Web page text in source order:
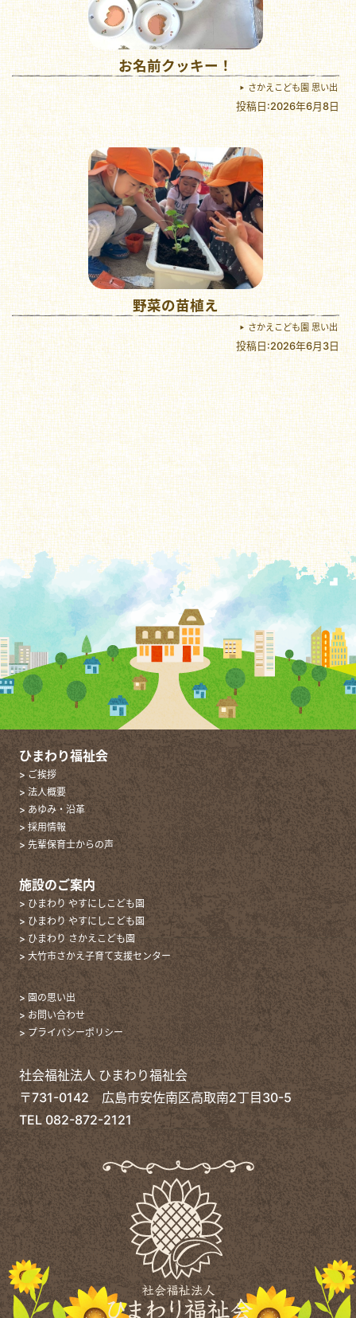
お名前クッキー！
さかえこども園 思い出
投稿日:2026年6月8日
野菜の苗植え
さかえこども園 思い出
投稿日:2026年6月3日
ひまわり福祉会
> ご挨拶
> 法人概要
> あゆみ・沿革
> 採用情報
> 先輩保育士からの声
施設のご案内
> ひまわり やすにしこども園
> ひまわり やすにしこども園
> ひまわり さかえこども園
> 大竹市さかえ子育て支援センター
> 園の思い出
> お問い合わせ
> プライバシーポリシー
社会福祉法人 ひまわり福祉会
〒731-0142 広島市安佐南区高取南2丁目30-5
TEL 082-872-2121